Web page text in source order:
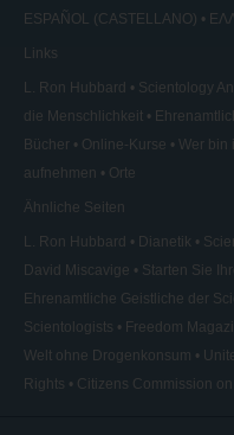
ESPAÑOL (CASTELLANO)
Links
L. Ron Hubbard Scientology
die Menschlichkeit
Bücher
Online-Kurse Wer bin
aufnehmen
Orte
Ähnliche Seiten
L. Ron Hubbard Dianetik
David Miscavige
Starten Sie
Ehrenamtliche Geistliche der
Scientologists
Freedom
Welt ohne Drogenkonsum
Rights
Citizens Commission